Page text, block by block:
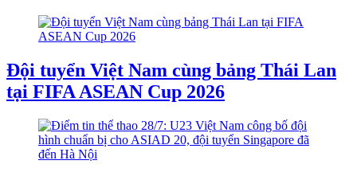
Đội tuyển Việt Nam cùng bảng Thái Lan
tại FIFA ASEAN Cup 2026